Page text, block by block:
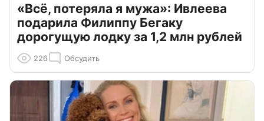
«Всё, потеряла я мужа»: Ивлеева
подарила Филиппу Бегаку
дорогущую лодку за 1,2 млн рублей
226 Обсудить